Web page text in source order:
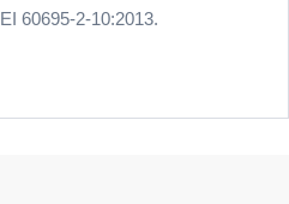
60695-2-10:2013.